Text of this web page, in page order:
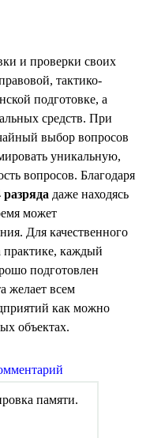
и проверки своих
тактико-
подготовке, а
средств. При
выбор вопросов
уникальную,
вопросов. Благодаря
даже находясь
может
Для качественного
практике, каждый
подготовлен
желает всем
как можно
объектах.
памяти.